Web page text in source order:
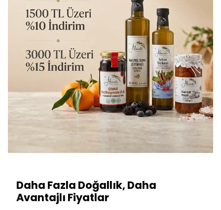
Daha Fazla Doğallık, Daha
Avantajlı Fiyatlar